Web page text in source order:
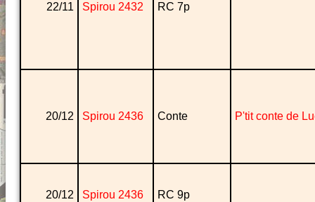
22/11 Spirou 2432 RC 7p
20/12 Spirou 2436 Conte P'tit conte de
20/12 Spirou 2436 RC 9p